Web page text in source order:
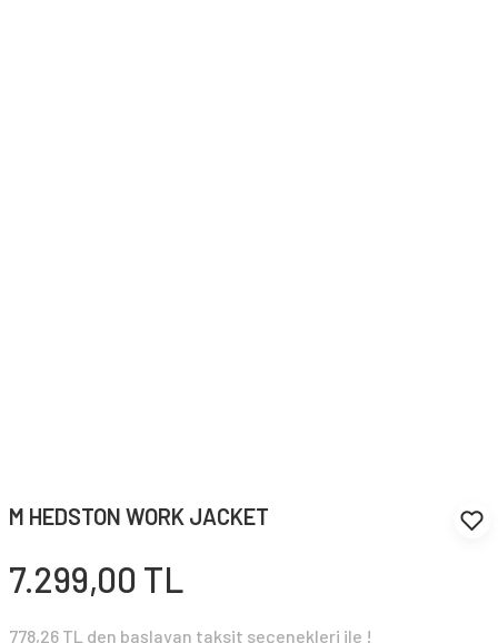
M HEDSTON WORK JACKET
7.299,00 TL
778,26 TL den başlayan taksit seçenekleri ile !